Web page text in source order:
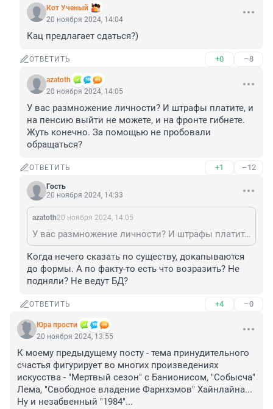
Кот Ученый
20 ноября 2024, 14:04
Кац предлагает сдаться?)
ОТВЕТИТЬ +0 –8
azatoth
20 ноября 2024, 14:05
У вас размножение личности? И штрафы платите, и
на пенсию выйти не можете, и на фронте гибнете.
Жуть конечно. За помощью не пробовали
обращаться?
ОТВЕТИТЬ +1 –12
Гость
20 ноября 2024, 14:33
azatoth20 ноября 2024, 14:05
У вас размножение личности? И штрафы платите, и на пенсию выйти не можете, и на фронте гибнете. Жуть конечно. За помощью не пробовали обращаться?
Когда нечего сказать по существу, докапываются
до формы. А по факту-то есть что возразить? Не
подняли? Не ведут БД?
ОТВЕТИТЬ +4 –0
Юра прости
20 ноября 2024, 13:55
К моему предыдущему посту - тема принудительного
счастья фигурирует во многих произведениях
искусства - "Мертвый сезон" с Банионисом, "Собысча"
Лема, "Свободное владение Фарнхэмов" Хайнлайна...
Ну и незабвенный "1984"...